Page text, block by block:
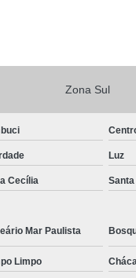
Zona Sul
Luz
Cecília
Mar Paulista
Limpo